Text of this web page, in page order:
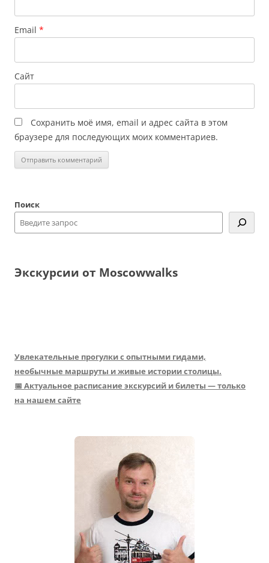
Email *
Сайт
Сохранить моё имя, email и адрес сайта в этом
браузере для последующих моих комментариев.
Поиск
Экскурсии от Moscowwalks
Увлекательные прогулки с опытными гидами,
необычные маршруты и живые истории столицы.
📅 Актуальное расписание экскурсий и билеты — только
на нашем сайте